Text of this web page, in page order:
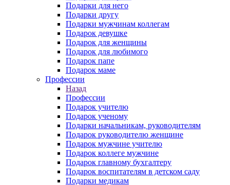
Подарки для него
Подарки другу
Подарки мужчинам коллегам
Подарок девушке
Подарок для женщины
Подарок для любимого
Подарок папе
Подарок маме
Профессии
Назад
Профессии
Подарок учителю
Подарок ученому
Подарки начальникам, руководителям
Подарок руководителю женщине
Подарок мужчине учителю
Подарок коллеге мужчине
Подарок главному бухгалтеру
Подарок воспитателям в детском саду
Подарки медикам